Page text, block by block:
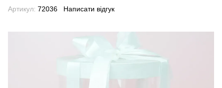
Артикул: 72036 Написати відгук